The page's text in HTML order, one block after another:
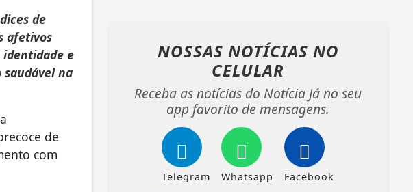
de
afetivos
e
na
de
com
NOSSAS NOTÍCIAS NO
CELULAR
Receba as notícias do Notícia Já no seu
app favorito de mensagens.
Telegram Whatsapp Facebook